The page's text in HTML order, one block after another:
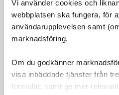
Vi använder cookies och
webbplatsen ska fungera, för
användarupplevelsen samt
marknadsföring.
Om du godkänner
visa inbäddade tjänster från
formulär, samt ge mer
Knutförmåga:Hög
Sjunkförmåga:
Tålighet:Mycket
Osynlig i vattnet
saltvatten
STROFT FC2